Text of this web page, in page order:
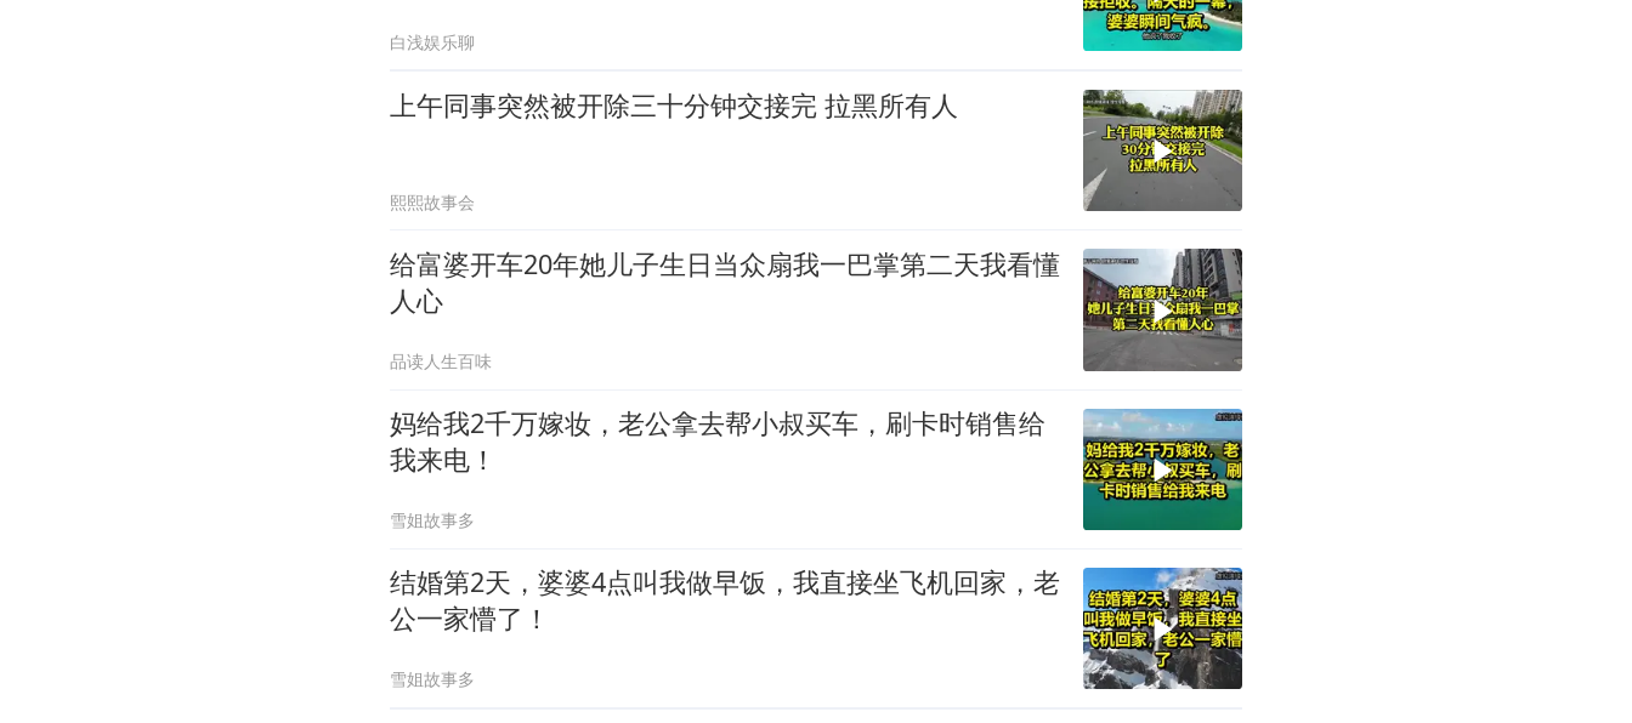
白浅娱乐聊
上午同事突然被开除三十分钟交接完 拉黑所有人
熙熙故事会
给富婆开车20年她儿子生日当众扇我一巴掌第二天我看懂
人心
品读人生百味
妈给我2千万嫁妆，老公拿去帮小叔买车，刷卡时销售给
我来电！
雪姐故事多
结婚第2天，婆婆4点叫我做早饭，我直接坐飞机回家，老
公一家懵了！
雪姐故事多